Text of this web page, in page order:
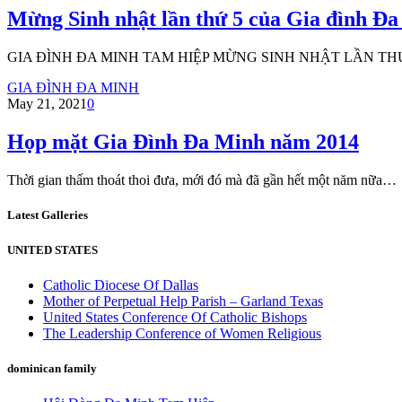
Mừng Sinh nhật lần thứ 5 của Gia đình
GIA ĐÌNH ĐA MINH TAM HIỆP MỪNG SINH NHẬT LẦN
GIA ĐÌNH ĐA MINH
May 21, 20210
Họp mặt Gia Đình Đa Minh năm 2014
Thời gian thấm thoát thoi đưa, mới đó mà đã gần hết một năm nữa…
Latest Galleries
UNITED STATES
Catholic Diocese Of Dallas
Mother of Perpetual Help Parish – Garland Texas
United States Conference Of Catholic Bishops
The Leadership Conference of Women Religious
dominican family